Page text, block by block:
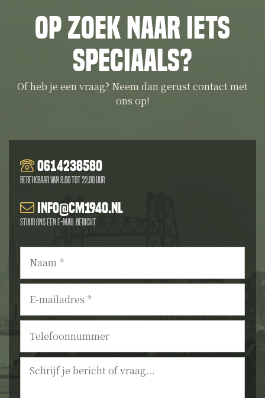
Op zoek naar iets
speciaals?
Of heb je een vraag? Neem dan gerust contact met
ons op!
0614238580
Bereikbaar van 8.00 tot 22.00 uur
info@cm1940.nl
Stuur ons een e-mail bericht
Naam *
E-
mailadres *
Telefoonnummer
Bericht